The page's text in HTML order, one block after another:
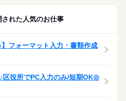
れた人気のお仕事
】フォーマット入力・書類作成
区役所でPC入力のみ/短期OK◎